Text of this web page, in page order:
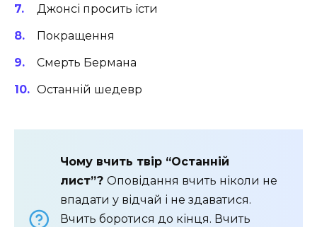
Джонсі просить їсти
Покращення
Смерть Бермана
Останній шедевр
Чому вчить твір “Останній
лист”? Оповідання вчить ніколи не
впадати у відчай і не здаватися.
Вчить боротися до кінця. Вчить